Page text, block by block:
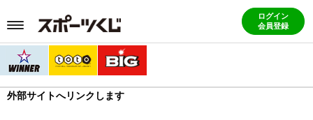
ログイン
会員登録
外部サイトへリンクします